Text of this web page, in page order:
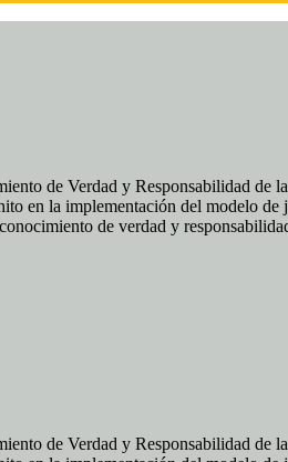
de Verdad y Responsabilidad
en la implementación del modelo
de verdad y
de Verdad y Responsabilidad